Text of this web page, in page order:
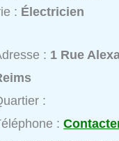
: Électricien
: 1 Rue
:
: